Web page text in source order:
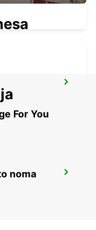
For You
noma